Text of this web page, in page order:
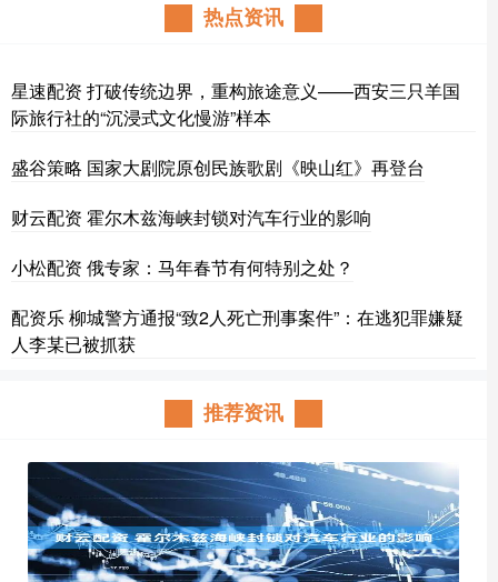
热点资讯
星速配资 打破传统边界，重构旅途意义——西安三只羊国
际旅行社的“沉浸式文化慢游”样本
盛谷策略 国家大剧院原创民族歌剧《映山红》再登台
财云配资 霍尔木兹海峡封锁对汽车行业的影响
小松配资 俄专家：马年春节有何特别之处？
配资乐 柳城警方通报“致2人死亡刑事案件”：在逃犯罪嫌疑
人李某已被抓获
推荐资讯